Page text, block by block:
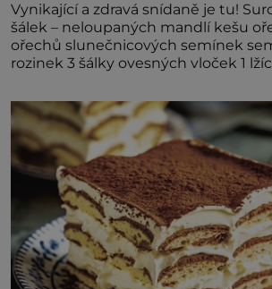
Vynikající a zdravá snídaně je tu! Suroviny Vždy 1
šálek – neloupaných mandlí kešu
ořechů slunečnicových semínek
rozinek 3 šálky ovesných vloček 1